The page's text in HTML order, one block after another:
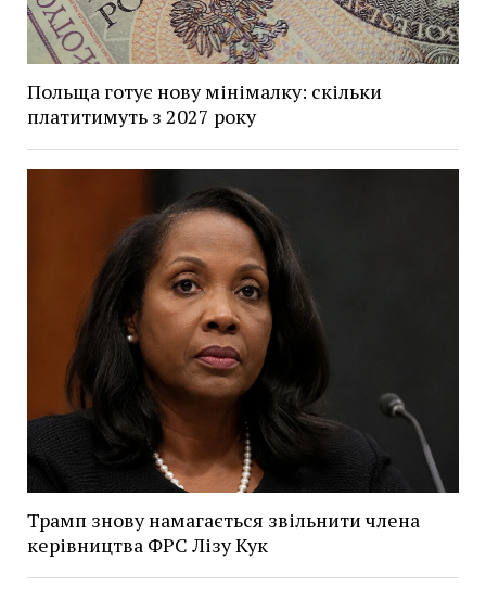
Польща готує нову мінімалку: скільки
платитимуть з 2027 року
Трамп знову намагається звільнити члена
керівництва ФРС Лізу Кук